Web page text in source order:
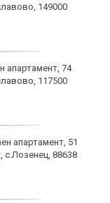
149000
апартамент, 74
117500
апартамент, 51
с.Лозенец, 88638